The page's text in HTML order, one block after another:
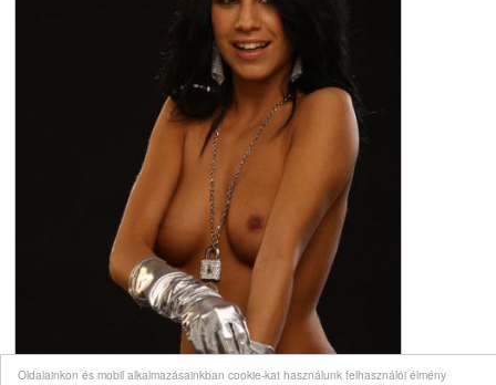
Oldalainkon és mobil alkalmazásainkban cookie-kat használunk felhasználói élmény